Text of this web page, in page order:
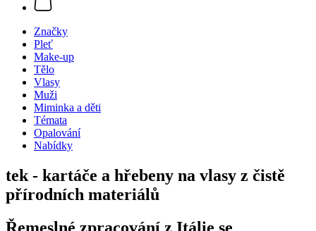
Značky
Pleť
Make-up
Tělo
Vlasy
Muži
Miminka a děti
Témata
Opalování
Nabídky
tek - kartáče a hřebeny na vlasy z čistě
přírodních materiálů